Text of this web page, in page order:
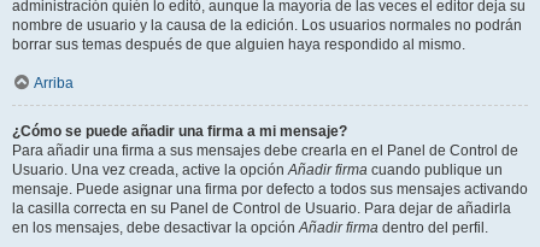
administración quién lo editó, aunque la mayoría de las veces el editor deja su
nombre de usuario y la causa de la edición. Los usuarios normales no podrán
borrar sus temas después de que alguien haya respondido al mismo.
Arriba
¿Cómo se puede añadir una firma a mi mensaje?
Para añadir una firma a sus mensajes debe crearla en el Panel de Control de
Usuario. Una vez creada, active la opciónAñadir firma cuando publique un
mensaje. Puede asignar una firma por defecto a todos sus mensajes activando
la casilla correcta en su Panel de Control de Usuario. Para dejar de añadirla
en los mensajes, debe desactivar la opciónAñadir firma dentro del perfil.